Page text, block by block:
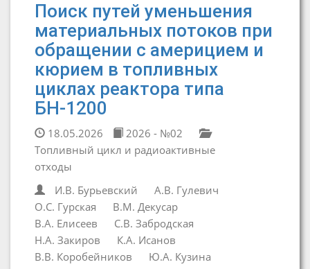
Поиск путей уменьшения
материальных потоков при
обращении с америцием и
кюрием в топливных
циклах реактора типа
БН-1200
18.05.2026
2026 - №02
Топливный цикл и радиоактивные
отходы
И.В. Бурьевский
А.В. Гулевич
О.С. Гурская
В.М. Декусар
В.А. Елисеев
С.В. Забродская
Н.А. Закиров
К.А. Исанов
В.В. Коробейников
Ю.А. Кузина